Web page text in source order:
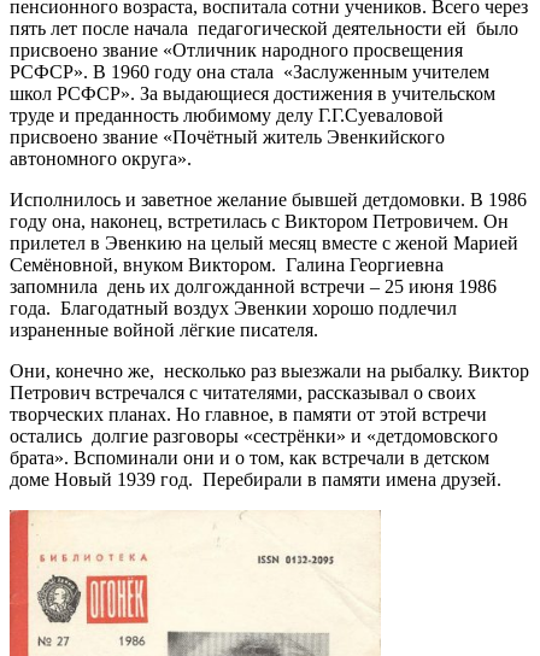
пенсионного возраста, воспитала сотни учеников. Всего через
пять лет после начала педагогической деятельности ей было
присвоено звание «Отличник народного просвещения
РСФСР». В 1960 году она стала «Заслуженным учителем
школ РСФСР». За выдающиеся достижения в учительском
труде и преданность любимому делу Г.Г.Суеваловой
присвоено звание «Почётный житель Эвенкийского
автономного округа».
Исполнилось и заветное желание бывшей детдомовки. В 1986
году она, наконец, встретилась с Виктором Петровичем. Он
прилетел в Эвенкию на целый месяц вместе с женой Марией
Семёновной, внуком Виктором. Галина Георгиевна
запомнила день их долгожданной встречи – 25 июня 1986
года. Благодатный воздух Эвенкии хорошо подлечил
израненные войной лёгкие писателя.
Они, конечно же, несколько раз выезжали на рыбалку. Виктор
Петрович встречался с читателями, рассказывал о своих
творческих планах. Но главное, в памяти от этой встречи
остались долгие разговоры «сестрёнки» и «детдомовского
брата». Вспоминали они и о том, как встречали в детском
доме Новый 1939 год. Перебирали в памяти имена друзей.